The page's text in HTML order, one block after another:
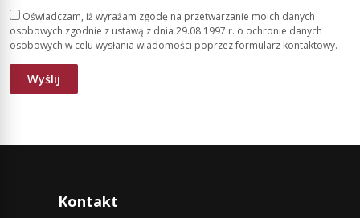
Oświadczam, iż wyrażam zgodę na przetwarzanie moich danych
osobowych zgodnie z ustawą z dnia 29.08.1997 r. o ochronie danych
osobowych w celu wysłania wiadomości poprzez formularz kontaktowy.
Kontakt